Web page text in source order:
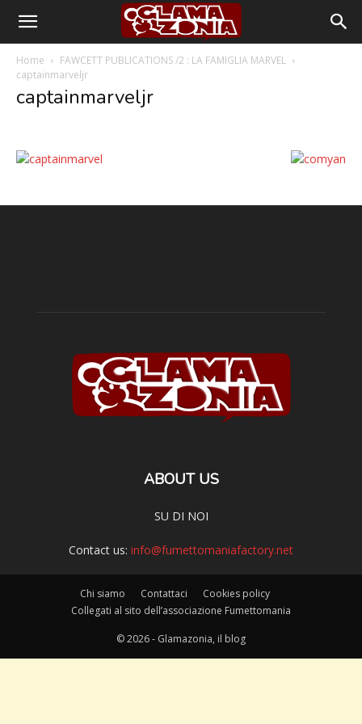
Home
FAWCETT PUBLICATIONS /2 : LA FAMIGLIA MARVEL
captainmarveljr
captainmarveljr
ABOUT US
SU DI NOI
Contact us: info@fumettomaniafactory.net
Chi siamo Contattaci
Cookies policy
Collegati al sito dell’associazione Fumettomania
© 2026 - Glamazonia, il blog